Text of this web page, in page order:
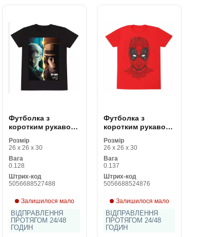
Футболка з
коротким рукавом
Spitscreen Чорний
Розмір
26 x 26 x 30
Вага
0.128
Штрих-код
5056688527488
Залишилося мало
ВІДПРАВЛЕННЯ
ПРОТЯГОМ 24/48
ГОДИН
Футболка з
коротким рукавом
Style Червоний
Розмір
26 x 26 x 30
Вага
0.137
Штрих-код
5056688524876
Залишилося мало
ВІДПРАВЛЕННЯ
ПРОТЯГОМ 24/48
ГОДИН